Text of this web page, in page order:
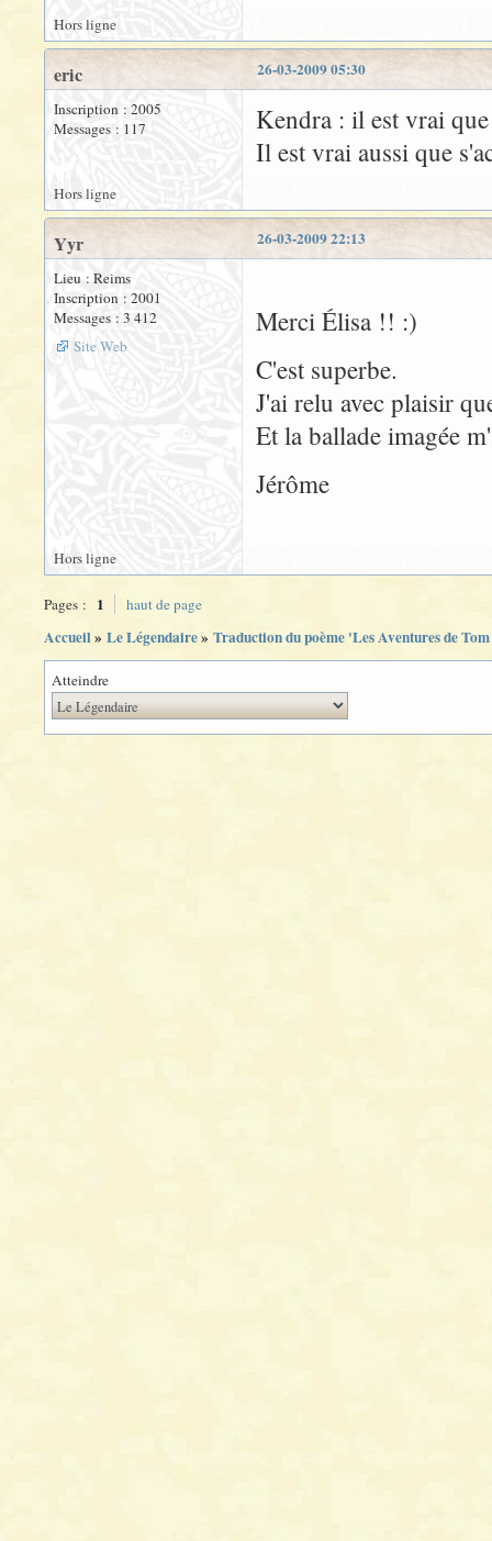
Hors ligne
26-03-2009 05:30
eric
Inscription : 2005
Messages : 117
Kendra : il est vrai
Il est vrai aussi que
Hors ligne
26-03-2009 22:13
Yyr
Lieu : Reims
Inscription : 2001
Messages : 3 412
Site Web
Merci Élisa !! :)
C'est superbe.
J'ai relu avec plaisir
Et la ballade imagée
Jérôme
Hors ligne
Pages : 1 haut de page
Accueil» Le Légendaire» Traduction du poème 'Les Aventures de
Atteindre